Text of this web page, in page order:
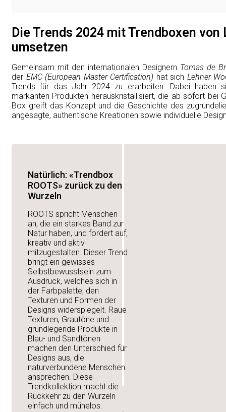
Die Trends 2024 mit Trendboxen von
umsetzen
Gemeinsam mit den internationalen Designern Tomas de
der EMC (European Master Certification) hat sich Lehner
Trends für das Jahr 2024 zu erarbeiten. Dabei haben
markanten Produkten herauskristallisiert, die ab sofort bei
Box greift das Konzept und die Geschichte des
angesagte, authentische Kreationen sowie individuelle
Natürlich: «Trendbox
ROOTS» zurück zu den
Wurzeln
ROOTS spricht Menschen
an, die ein starkes Band zur
Natur haben, und fordert auf,
kreativ und aktiv
mitzugestalten. Dieser Trend
bringt ein gewisses
Selbstbewusstsein zum
Ausdruck, welches sich in
der Farbpalette, den
Texturen und Formen der
Designs widerspiegelt. Raue
Texturen, Grautöne und
grundlegende Produkte in
Blau- und Sandtönen
machen den Unterschied für
Designs aus, die
naturverbundene Menschen
ansprechen. Diese
Trendkollektion macht die
Rückkehr zu den Wurzeln
einfach und mühelos.